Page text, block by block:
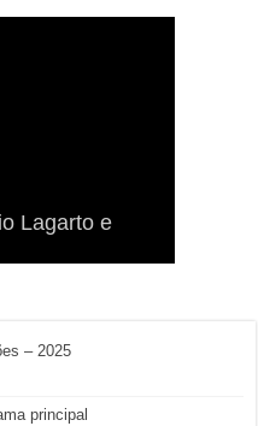
Lagarto e
e
Musical
dos
de Aventura e
– 2025
principal